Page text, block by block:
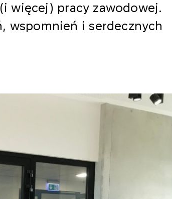
więcej) pracy zawodowej.
wspomnień i serdecznych